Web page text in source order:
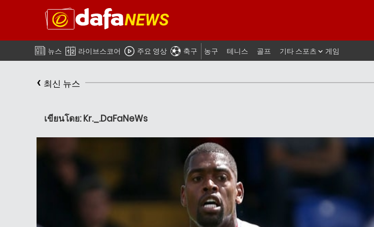
뉴스 라이브스코어 주요 영상 축구 농구 테니스 골프 기타 스포츠 게임
‹ 최신 뉴스
เขียนโดย: Kr._.DaFaNeWs